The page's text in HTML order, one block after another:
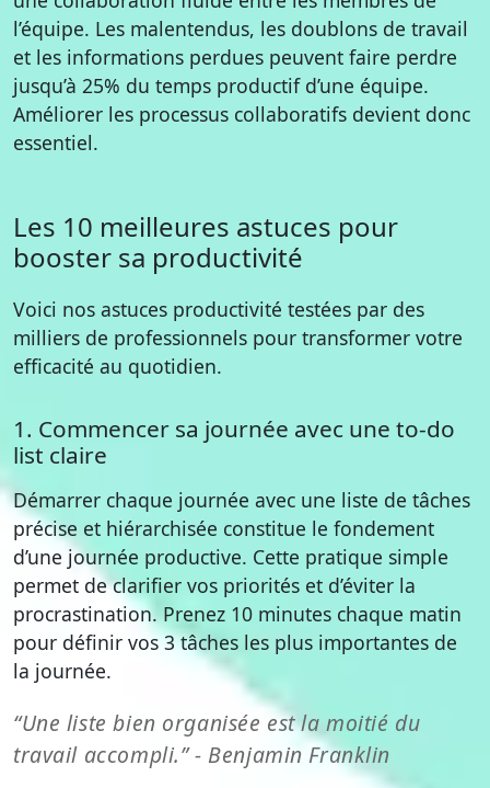
l’équipe. Les malentendus, les doublons de travail
et les informations perdues peuvent faire perdre
jusqu’à 25% du temps productif d’une équipe.
Améliorer les processus collaboratifs devient donc
essentiel.
Les 10 meilleures astuces pour
booster sa productivité
Voici nos astuces productivité testées par des
milliers de professionnels pour transformer votre
efficacité au quotidien.
1. Commencer sa journée avec une to-do
list claire
Démarrer chaque journée avec une liste de tâches
précise et hiérarchisée constitue le fondement
d’une journée productive. Cette pratique simple
permet de clarifier vos priorités et d’éviter la
procrastination. Prenez 10 minutes chaque matin
pour définir vos 3 tâches les plus importantes de
la journée.
“Une liste bien organisée est la moitié du
travail accompli.” - Benjamin Franklin